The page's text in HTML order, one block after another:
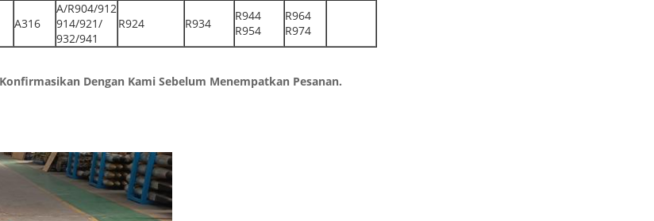
A316
A/R904/912
914/921/
932/941
R924 R934
R944
R954
R964
R974
Dengan Kami Sebelum Menempatkan Pesanan.